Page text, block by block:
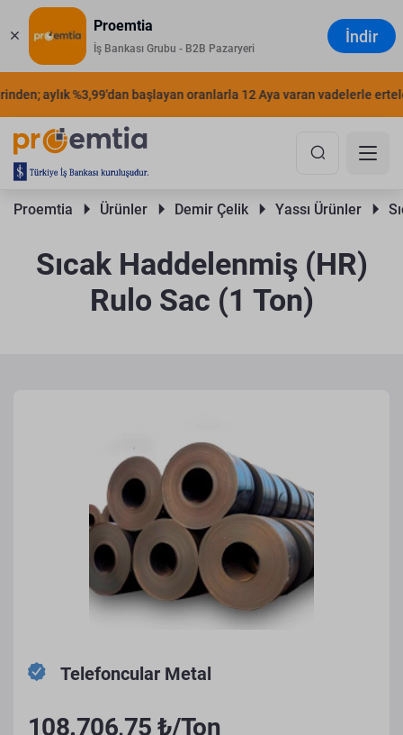
Proemtia
İş Bankası Grubu - B2B Pazaryeri
İndir
aylık %3,99'dan başlayan oranlarla 12 Aya varan vadelerle
Proemtia Ürünler Demir Çelik Yassı Ürünler
Sıcak Haddelenmiş (HR)
Rulo Sac (1 Ton)
Telefoncular Metal
108.706,75 ₺/Ton